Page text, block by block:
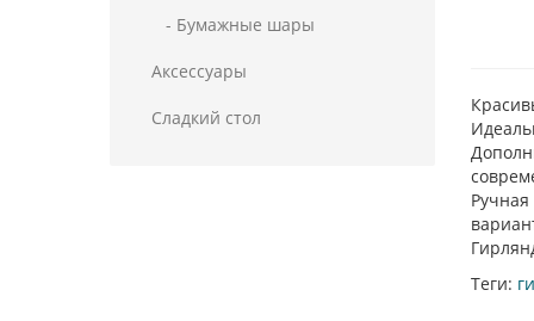
- Бумажные шары
Аксессуары
Сладкий стол
Теги: